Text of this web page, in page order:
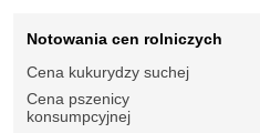
Notowania cen rolniczych
Cena kukurydzy suchej
Cena pszenicy
konsumpcyjnej